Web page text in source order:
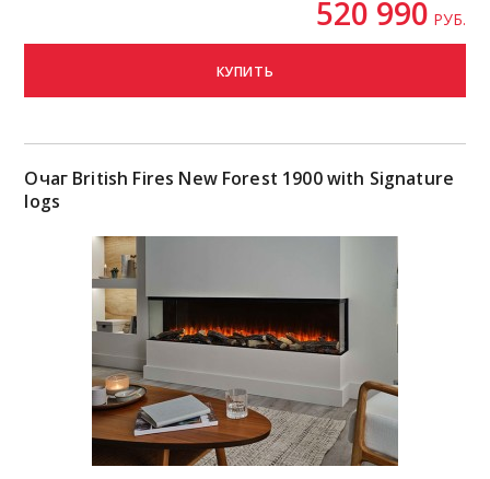
520 990 РУБ.
КУПИТЬ
Очаг British Fires New Forest 1900 with Signature
logs